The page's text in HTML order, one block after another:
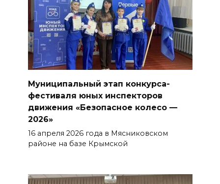
Муниципальный этап конкурса-
фестиваля юных инспекторов
движения «Безопасное колесо —
2026»
16 апреля 2026 года в Мясниковском
районе на базе Крымской